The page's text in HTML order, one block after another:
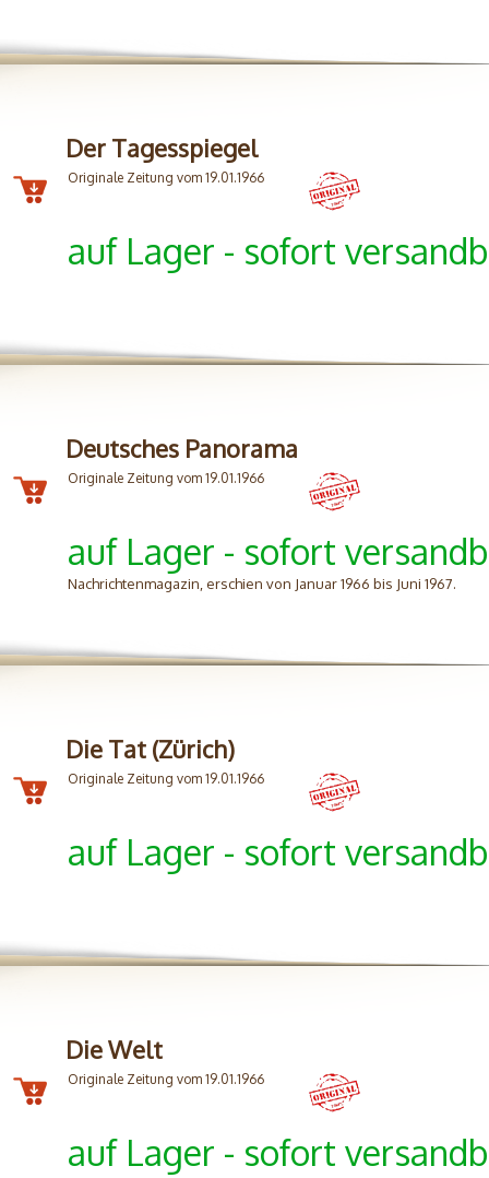
Der Tagesspiegel
Originale Zeitung vom 19.01.1966
auf Lager - sofort
Deutsches Panorama
Originale Zeitung vom 19.01.1966
auf Lager - sofort
Nachrichtenmagazin, erschien von Januar 1966 bis Juni 1967.
Die Tat (Zürich)
Originale Zeitung vom 19.01.1966
auf Lager - sofort
Die Welt
Originale Zeitung vom 19.01.1966
auf Lager - sofort